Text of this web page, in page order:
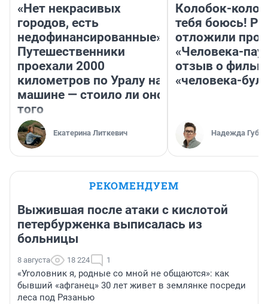
«Нет некрасивых
городов, есть
недофинансированные».
Путешественники
проехали 2000
километров по Уралу на
машине — стоило ли оно
того
Екатерина Литкевич
Колобок-
тебя боюсь!
отложили
«Человека-
отзыв о
«человека-
Надежда
РЕКОМЕНДУЕМ
Выжившая после атаки с кислотой
петербурженка выписалась из
больницы
8 августа 18 224 1
«Уголовник я, родные со мной не общаются»: как
бывший «афганец» 30 лет живет в землянке посреди
леса под Рязанью